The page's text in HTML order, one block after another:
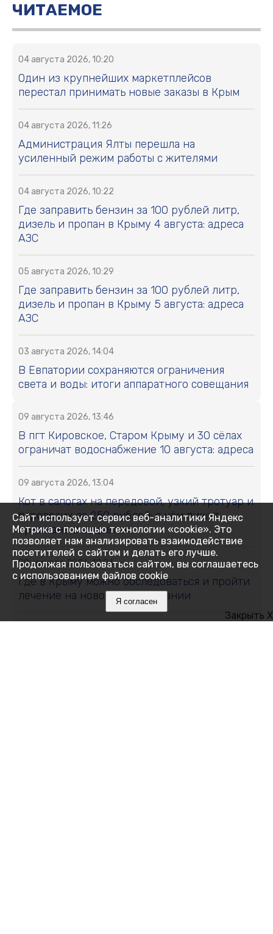
ЧИТАЕМОЕ
04 августа 2026, 10:20
Один из крупнейших маркетплейсов
перестал принимать новые заказы в Крым
04 августа 2026, 11:26
Администрация Ялты перешла на
усиленный режим работы с жителями
04 августа 2026, 10:22
Где заправить бензин за 100 рублей литр,
дизель и пропан в Крыму 4 августа: адреса
АЗС
05 августа 2026, 10:29
Где заправить бензин за 100 рублей литр,
дизель и пропан в Крыму 5 августа: адреса
АЗС
03 августа 2026, 14:04
В Евпатории сохраняются ограничения
света и воды: итоги аппаратного совещания
09 августа 2026, 13:46
В пгт Кировское, Старом Крыму и 30 сёлах
ограничат водоснабжение 10 августа: адреса
09 августа 2026, 13:04
Кот в сапогах на передовой, узкий тротуар и
паровозик за 250 рублей: о чём пишут
крымчане в соцсетях
09 августа 2026, 12:06
Где в Крыму можно обследоваться и пройти
лечение на новом оборудовании
Закрыть X
Сайт использует сервис веб-аналитики Яндекс
Метрика с помощью технологии «cookie». Это
позволяет нам анализировать взаимодействие
посетителей с сайтом и делать его лучше.
Продолжая пользоваться сайтом, вы соглашаетесь
с использованием файлов cookie
Я согласен